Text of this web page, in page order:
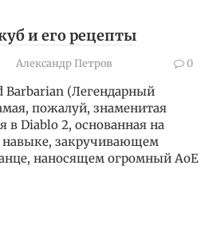
и его рецепты
Александр Петров 0
(Легендарный
пожалуй, знаменитая
в Diablo 2, основанная на
закручивающем
наносящем огромный AoE